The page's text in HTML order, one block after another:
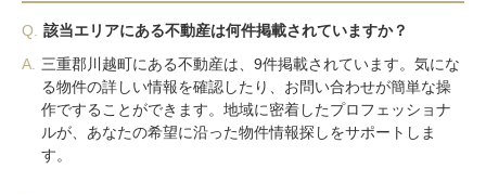
Q.
該当エリアにある不動産は何件掲載されていますか？
A.
三重郡川越町にある不動産は、9件掲載されています。気にな
る物件の詳しい情報を確認したり、お問い合わせが簡単な操
作ですることができます。地域に密着したプロフェッショナ
ルが、あなたの希望に沿った物件情報探しをサポートしま
す。